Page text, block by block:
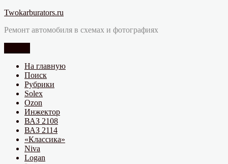
Перейти
содержимому
Twokarburators.ru
Ремонт автомобиля в схемах и фотографиях
На главную
Поиск
Рубрики
Solex
Ozon
Инжектор
ВАЗ 2108
ВАЗ 2114
«Классика»
Niva
Logan